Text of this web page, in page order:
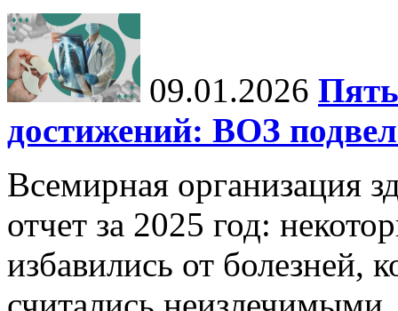
09.01.2026
достижений: ВОЗ
Всемирная организация
отчет за 2025 год:
избавились от болезней,